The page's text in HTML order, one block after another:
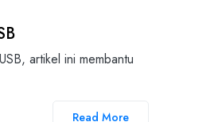
artikel ini membantu
Read More